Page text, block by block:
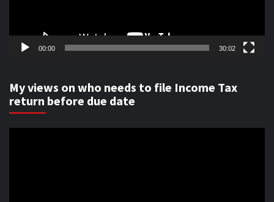
00:00 30:02
My views on who needs to file Income Tax
return before due date